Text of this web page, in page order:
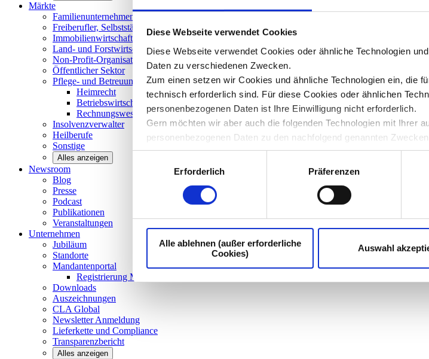
Diese Webseite verwendet Cookies
Diese Webseite verwendet Cookies oder ähnliche Technologien
Daten zu verschiedenen Zwecken.
Zum einen setzen wir Cookies und ähnliche Technologien ein, die
technisch erforderlich sind. Für diese Cookies oder ähnlichen
personenbezogenen Daten ist Ihre Einwilligung nicht erforderlich.
Gern möchten wir aber auch die folgenden Technologien mit Ihrer
personenbezogenen Daten zu den nachfolgend genannten
Erforderlich
Präferenzen
Alle ablehnen (außer erforderliche
Cookies)
Auswahl
Märkte
Familienunternehmen und
Freiberufler, Selbstständige undPrivatpersonen
Immobilienwirtschaft
Land- und Forstwirtschaft
Non-Profit-Organisationen
Öffentlicher Sektor
Pflege- und Betreuungseinrichtungen
Heimrecht
Betriebswirtschaftliche Beratung
Rechnungswesen/Controlling
Insolvenzverwalter
Heilberufe
Sonstige
Alles anzeigen
Newsroom
Blog
Presse
Podcast
Publikationen
Veranstaltungen
Unternehmen
Jubiläum
Standorte
Mandantenportal
Registrierung Mandantenportal
Downloads
Auszeichnungen
CLA Global
NewsletterAnmeldung
Lieferkette und Compliance
Transparenzbericht
Alles anzeigen